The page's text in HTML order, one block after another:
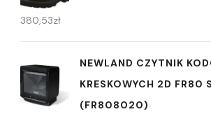
380,53zł
NEWLAND CZYTNIK
KRESKOWYCH 2D FR80
(FR808020)